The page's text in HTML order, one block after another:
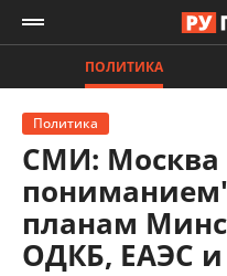
ПОЛИТИКА
Политика
СМИ: Москва
планам
ОДКБ, ЕАЭС